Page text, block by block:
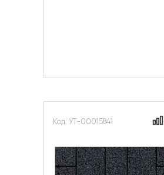
Код: УТ-00015841